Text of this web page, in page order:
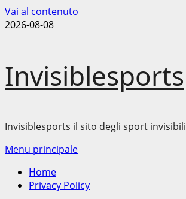
Vai al contenuto
2026-08-08
Invisiblesports
Invisiblesports il sito degli sport invisibili
Menu principale
Home
Privacy Policy